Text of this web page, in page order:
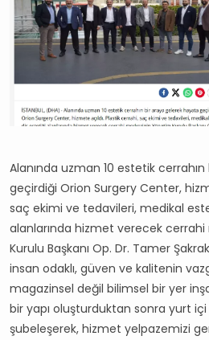
Alanında uzman 10 estetik
geçirdiği Orion Surgery Center,
saç ekimi ve tedavileri, medikal
alanlarında hizmet verecek
Kurulu Başkanı Op. Dr. Tamer
insan odaklı, güven ve kalitenin
magazinsel değil bilimsel bir yer
bir yapı oluşturduktan sonra yurt içi
şubeleşerek, hizmet yelpazemizi